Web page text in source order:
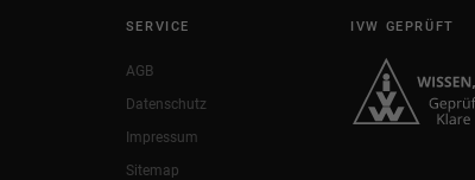
SERVICE
AGB
Datenschutz
Impressum
Sitemap
IVW GEPRÜFT